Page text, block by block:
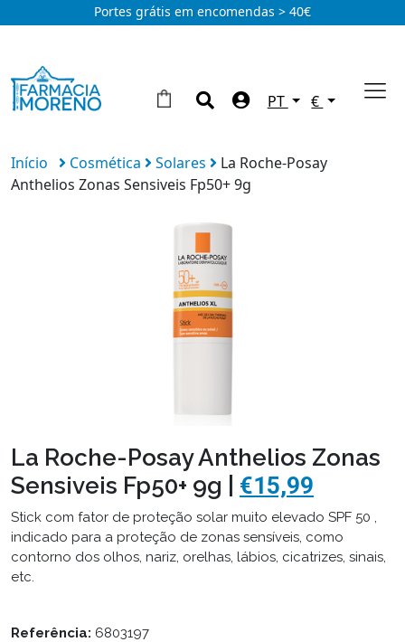
Portes grátis em encomendas > 40€
PT €
Início Cosmética Solares
La Roche-Posay
Anthelios Zonas Sensiveis Fp50+ 9g
La Roche-Posay Anthelios Zonas
Sensiveis Fp50+ 9g | €15,99
Stick com fator de proteção solar muito elevado SPF 50 ,
indicado para a proteção de zonas sensíveis, como
contorno dos olhos, nariz, orelhas, lábios, cicatrizes, sinais,
etc.
Referência: 6803197